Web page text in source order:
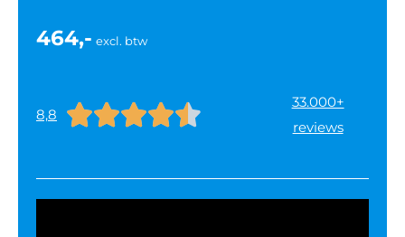
464,- excl. btw
8,8 
33.000+
reviews